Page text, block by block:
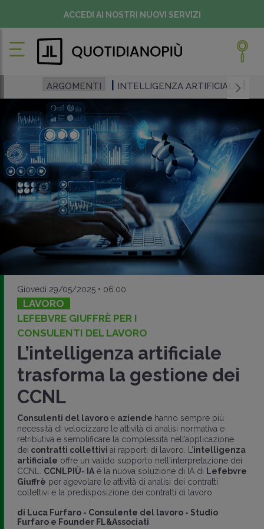
ACCEDI AI NOSTRI NUOVI SERVIZI
ARGOMENTI INTELLIGENZA ARTIFICIALE
Giovedì 29/05/2025 • 06:00
LAVORO
LEFEBVRE GIUFFRÈ PER I
CONSULENTI DEL LAVORO
L’intelligenza artificiale
trasforma la gestione dei
CCNL
Consulenti del lavoroe aziende hanno sempre più
necessità di velocizzare le attività di analisi normativa e
retributiva e semplificare la complessità nell’applicazione
dei contratti collettivi ai rapporti di lavoro. L’intelligenza
artificiale offre un valido supporto nell'interpretazione dei
CCNL. CCNLPIÙ- IAè la nuova soluzione di IA di Lefebvre
Giuffrè per agevolare le attività di analisi dei contratti
collettivi e la predisposizione dei contratti di lavoro.
di Luca Furfaro - Consulente del lavoro - Studio
Furfaro e Founder FL&Associati